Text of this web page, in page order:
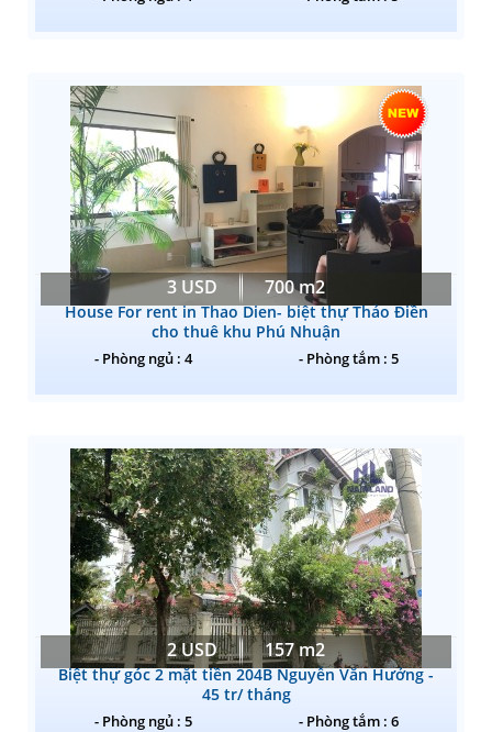
3 USD 700 m2
House For rent in Thao Dien- biệt thự Thảo Điền
cho thuê khu Phú Nhuận
- Phòng ngủ : 4 - Phòng tắm : 5
2 USD 157 m2
Biệt thự góc 2 mặt tiền 204B Nguyễn Văn Hưởng -
45 tr/ tháng
- Phòng ngủ : 5 - Phòng tắm : 6